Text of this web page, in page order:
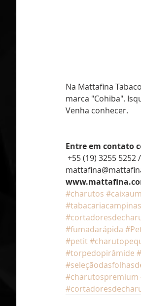
Na Mattafina
marca "Cohiba".
Venha conhecer.
Entre em contato
+55 (19) 3255
#charutos
#tabacariacampinas
#fumadarápida
#petit
#torpedopirâmide
#charutospremium